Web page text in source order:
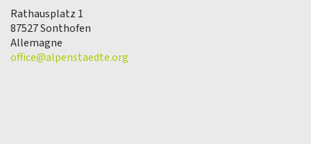
Rathausplatz 1
87527 Sonthofen
Allemagne
office@alpenstaedte.org